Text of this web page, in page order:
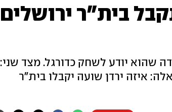
בית"ר ירושלים
שהוא יודע לשחק כדורגל. מצד שני:
איזה ירדן שועה יקבלו בית"ר